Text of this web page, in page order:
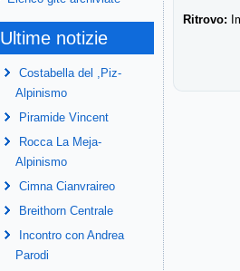
Ultime notizie
Costabella del ,Piz-
Alpinismo
Piramide Vincent
Rocca La Meja-
Alpinismo
Cimna Cianvraireo
Breithorn Centrale
Incontro con Andrea
Parodi
Ritrovo: